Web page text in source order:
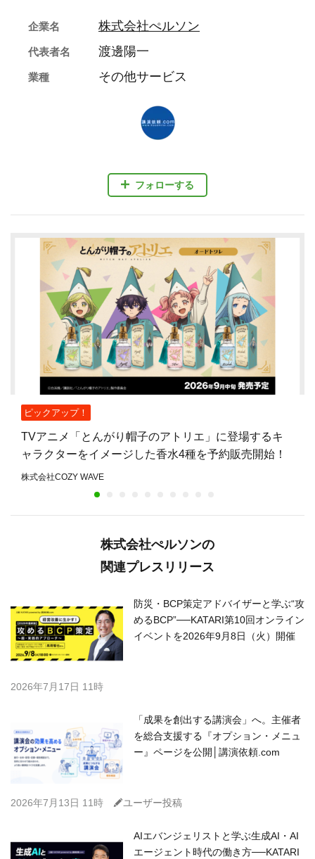
フォローする
企業名 株式会社ぺルソン
代表者名 渡邊陽一
業種 その他サービス
ピックアップ！
TVアニメ「とんがり帽子のアトリエ」に登場するキ
ャラクターをイメージした香水4種を予約販売開始！
株式会社COZY WAVE
株式会社ぺルソンの
関連プレスリリース
防災・BCP策定アドバイザーと学ぶ“攻
めるBCP”──KATARI第10回オンライン
イベントを2026年9月8日（火）開催
2026年7月17日 11時
「成果を創出する講演会」へ。主催者
を総合支援する『オプション・メニュ
ー』ページを公開│講演依頼.com
2026年7月13日 11時 Cユーザー投稿
AIエバンジェリストと学ぶ生成AI・AI
エージェント時代の働き方──KATARI